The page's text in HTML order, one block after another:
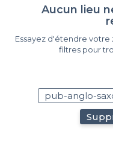
Aucun lieu
Essayez d'étendre
filtres pour
pub-anglo-